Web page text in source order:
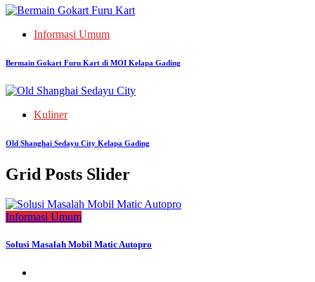
Informasi Umum
Bermain Gokart Furu Kart di MOI Kelapa Gading
Kuliner
Old Shanghai Sedayu City Kelapa Gading
Grid Posts Slider
Informasi Umum
Solusi Masalah Mobil Matic Autopro